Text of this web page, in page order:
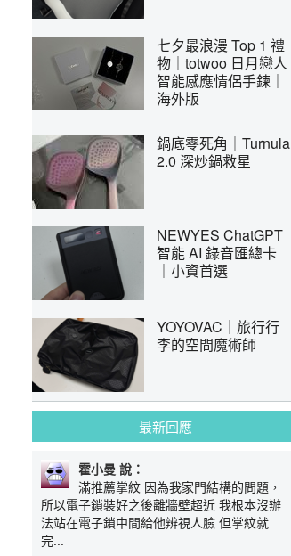
七夕最浪漫 Top 1 禮
物｜totwoo 日月戀人
智能感應情侶手鍊｜
海外版
鍋底零死角｜Turnula
2.0 深炒鍋救星
NEWYES ChatGPT
智能 AI 錄音匯總卡
｜小資首選
YOYOVAC｜旅行行
李的空間魔術師
最新回應
霍小曼 說：
滿推薦掌紋 因為我家門結構的問題，
所以電子鎖裝好之後離牆壁超近 我根本沒辦
法站在電子鎖中間給他辨視人臉 但掌紋就
完...